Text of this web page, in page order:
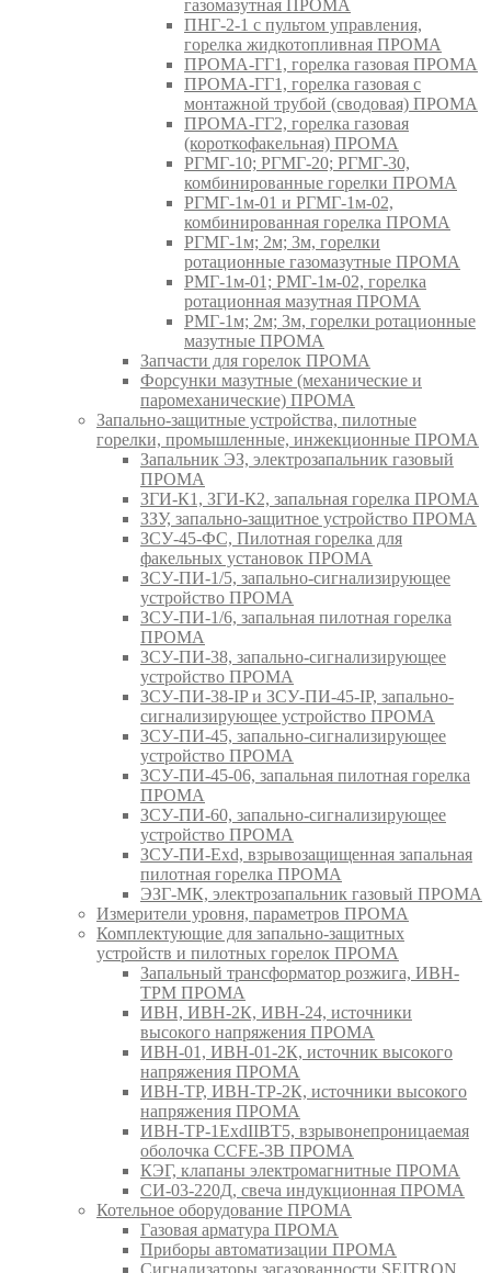
газомазутная ПРОМА
ПНГ-2-1 с пультом управления,
горелка жидкотопливная ПРОМА
ПРОМА-ГГ1, горелка газовая ПРОМА
ПРОМА-ГГ1, горелка газовая с
монтажной трубой (сводовая) ПРОМА
ПРОМА-ГГ2, горелка газовая
(короткофакельная) ПРОМА
РГМГ-10; РГМГ-20; РГМГ-30,
комбинированные горелки ПРОМА
РГМГ-1м-01 и РГМГ-1м-02,
комбинированная горелка ПРОМА
РГМГ-1м; 2м; 3м, горелки
ротационные газомазутные ПРОМА
РМГ-1м-01; РМГ-1м-02, горелка
ротационная мазутная ПРОМА
РМГ-1м; 2м; 3м, горелки ротационные
мазутные ПРОМА
Запчасти для горелок ПРОМА
Форсунки мазутные (механические и
паромеханические) ПРОМА
Запально-защитные устройства, пилотные
горелки, промышленные, инжекционные ПРОМА
Запальник ЭЗ, электрозапальник газовый
ПРОМА
ЗГИ-К1, ЗГИ-К2, запальная горелка ПРОМА
ЗЗУ, запально-защитное устройство ПРОМА
ЗСУ-45-ФС, Пилотная горелка для
факельных установок ПРОМА
ЗСУ-ПИ-1/5, запально-сигнализирующее
устройство ПРОМА
ЗСУ-ПИ-1/6, запальная пилотная горелка
ПРОМА
ЗСУ-ПИ-38, запально-сигнализирующее
устройство ПРОМА
ЗСУ-ПИ-38-IP и ЗСУ-ПИ-45-IP, запально-
сигнализирующее устройство ПРОМА
ЗСУ-ПИ-45, запально-сигнализирующее
устройство ПРОМА
ЗСУ-ПИ-45-06, запальная пилотная горелка
ПРОМА
ЗСУ-ПИ-60, запально-сигнализирующее
устройство ПРОМА
ЗСУ-ПИ-Exd, взрывозащищенная запальная
пилотная горелка ПРОМА
ЭЗГ-МК, электрозапальник газовый ПРОМА
Измерители уровня, параметров ПРОМА
Комплектующие для запально-защитных
устройств и пилотных горелок ПРОМА
Запальный трансформатор розжига, ИВН-
ТРМ ПРОМА
ИВН, ИВН-2К, ИВН-24, источники
высокого напряжения ПРОМА
ИВН-01, ИВН-01-2К, источник высокого
напряжения ПРОМА
ИВН-ТР, ИВН-ТР-2К, источники высокого
напряжения ПРОМА
ИВН-ТР-1ExdIIBT5, взрывонепроницаемая
оболочка CCFE-3B ПРОМА
КЭГ, клапаны электромагнитные ПРОМА
СИ-03-220Д, свеча индукционная ПРОМА
Котельное оборудование ПРОМА
Газовая арматура ПРОМА
Приборы автоматизации ПРОМА
Сигнализаторы загазованности SEITRON